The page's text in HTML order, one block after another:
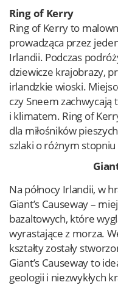
Ring of Kerry
Ring of Kerry to
prowadząca przez
Irlandii. Podczas
dziewicze krajobrazy,
irlandzkie wioski.
czy Sneem
i klimatem. Ring of
dla miłośników
szlaki o różnym
Na północy Irlandii, w
Giant’s Causeway –
bazaltowych, które
wyrastające z morza.
kształty zostały
Giant’s Causeway to
geologii i niezwykłych